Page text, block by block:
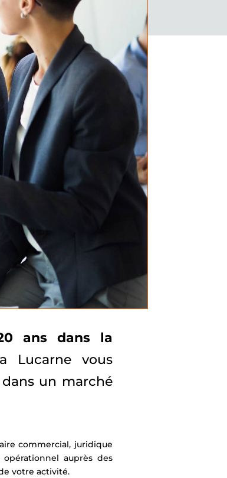
ans dans la
Lucarne vous
un marché
commercial, juridique
auprès des
votre activité.